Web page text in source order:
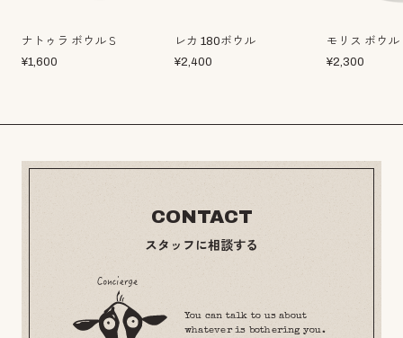
ナトゥラ ボウルＳ
¥1,600
レカ 180ボウル
¥2,400
モリス ボウル
¥2,300
CONTACT
スタッフに相談する
You can talk to us about
whatever is bothering you.